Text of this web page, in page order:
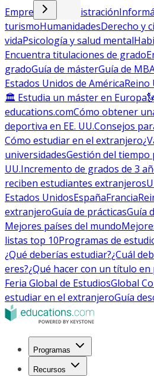
Empresa y administración
turismoHumanidadesDerecho y
vidaPsicología y salud mental
Encuentra titulaciones de grado
gradoGuía de másterGuía de
Estados Unidos de AméricaReino
🏛 Estudia un máster en Europa
educations.comCómo obtener
deportiva en EE. UU.Consejos
Cómo estudiar en el extranjero
universidadesGestión del tiempo
UU.Incremento de grados de 3
reciben estudiantes extranjeros
Estados UnidosEspañaFrancia
extranjeroGuía de prácticasGuía
Mejores países del mundo
listas top 10Programas de
¿Qué deberías estudiar?¿Cuál
eres?¿Qué hacer con un título en
Feria Global de EstudiosGlobal
estudiar en el extranjeroGuía
Programas
Recursos